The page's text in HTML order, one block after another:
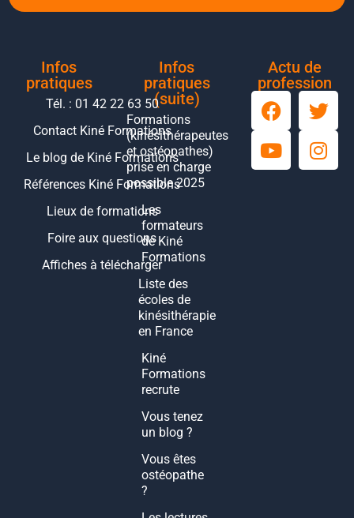
Infos
pratiques
Tél. : 01 42 22 63 50
Contact Kiné Formations
Le blog de Kiné Formations
Références Kiné Formations
Lieux de formations
Foire aux questions
Affiches à télécharger
Infos
pratiques
(suite)
Formations
(kinésithérapeutes
et ostéopathes)
prise en charge
possible 2025
Les
formateurs
de Kiné
Formations
Liste des
écoles de
kinésithérapie
en France
Kiné
Formations
recrute
Vous tenez
un blog ?
Vous êtes
ostéopathe
?
Actu de
profession